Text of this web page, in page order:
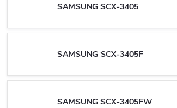
SAMSUNG SCX-3405
SAMSUNG SCX-3405F
SAMSUNG SCX-3405FW